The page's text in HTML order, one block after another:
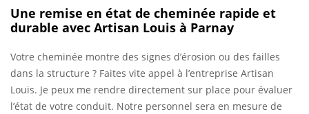
Une remise en état de cheminée rapide et
durable avec Artisan Louis à Parnay
Votre cheminée montre des signes d’érosion ou des failles
dans la structure ? Faites vite appel à l’entreprise Artisan
Louis. Je peux me rendre directement sur place pour évaluer
l’état de votre conduit. Notre personnel sera en mesure de